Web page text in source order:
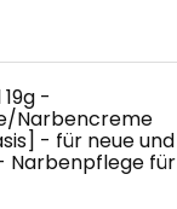
-
Narbencreme
- für neue und
Narbenpflege für